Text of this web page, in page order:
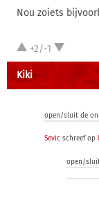
Nou zoiets
+2/-1
Kiki
open/sluit de
Sevic schreef op
open/